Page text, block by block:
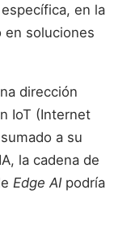
en la
en soluciones
dirección
IoT (Internet
a su
la cadena de
Edge AI podría